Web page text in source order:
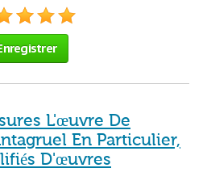
L'œuvre De
En Particulier,
D'œuvres